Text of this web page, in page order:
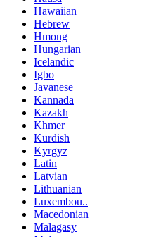
Hawaiian
Hebrew
Hmong
Hungarian
Icelandic
Igbo
Javanese
Kannada
Kazakh
Khmer
Kurdish
Kyrgyz
Latin
Latvian
Lithuanian
Luxembou..
Macedonian
Malagasy